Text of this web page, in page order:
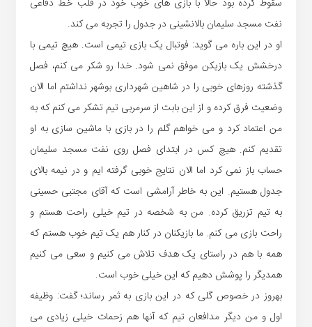
سقوط کرده بود حالا با بازی های خوب خود در قلب خط دفاعی
نفت مسجد سلیمان بالانشینی در جدول را تجربه می کند.
او در این باره می گوید: فوتبال یک بازی تیمی است. هیچ تیمی با
درخشش یک بازیکن موفق نمی شود. خدا رو شکر می کنم، فصل
گذشته روزهای خوبی را در شاهین شهرداری بوشهر نداشتم اما الان
وضعیت فرق کرده و از این بابت از سرمربی تیم تشکر می کنم که به
من اعتماد کرد و می خواهم گلم را در بازی با ماشین سازی به او
تقدیم کنم. هیچ کس در ابتدای فصل روی نفت مسجد سلیمان
حساب باز نمی کرد اما الان نتایج خوبی گرفته ایم و در نیمه بالای
جدول هستیم. این به خاطر آرامشی است که آقای مجتبی حسینی
به تیم تزریق کرده. من به شخصه در تیم خیلی راحت هستم و
راحت بازی می کنم. ما بازیکنان در کنار هم یک تیم خوب هستم که
همه با هم در راستای یک هدف تلاش می کنیم و سعی می کنیم
همدیگر را پوشش دهیم که این خیلی خوب است.
بهروز در خصوص گلی که در این بازی به ثمر رساند؛ گفت: وظیفه
اول و من دیگر مدافعان تیم که آنها هم زحمات خیلی زیادی می